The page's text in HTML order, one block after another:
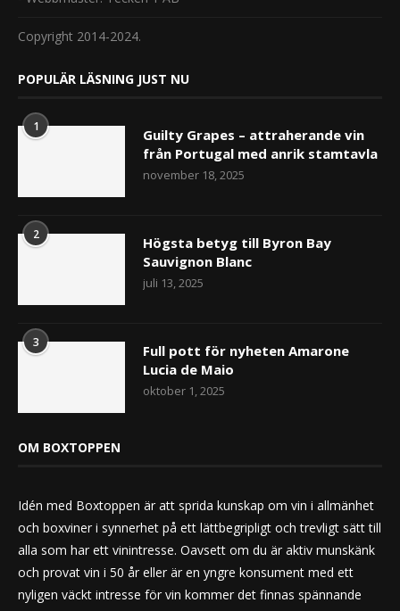
Copyright 2014-2024.
POPULÄR LÄSNING JUST NU
1
Guilty Grapes – attraherande vin
från Portugal med anrik stamtavla
november 18, 2025
2
Högsta betyg till Byron Bay
Sauvignon Blanc
juli 13, 2025
3
Full pott för nyheten Amarone
Lucia de Maio
oktober 1, 2025
OM BOXTOPPEN
Idén med Boxtoppen är att sprida kunskap om vin i allmänhet
och boxviner i synnerhet på ett lättbegripligt och trevligt sätt till
alla som har ett vinintresse. Oavsett om du är aktiv munskänk
och provat vin i 50 år eller är en yngre konsument med ett
nyligen väckt intresse för vin kommer det finnas spännande